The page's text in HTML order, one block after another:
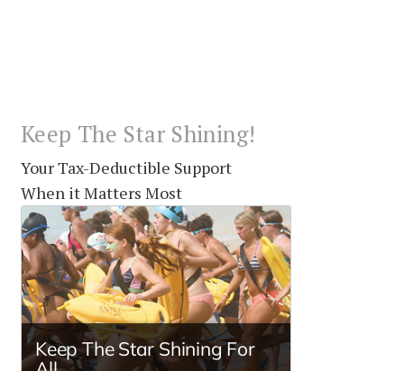
Keep The Star Shining!
Your Tax-Deductible Support
When it Matters Most